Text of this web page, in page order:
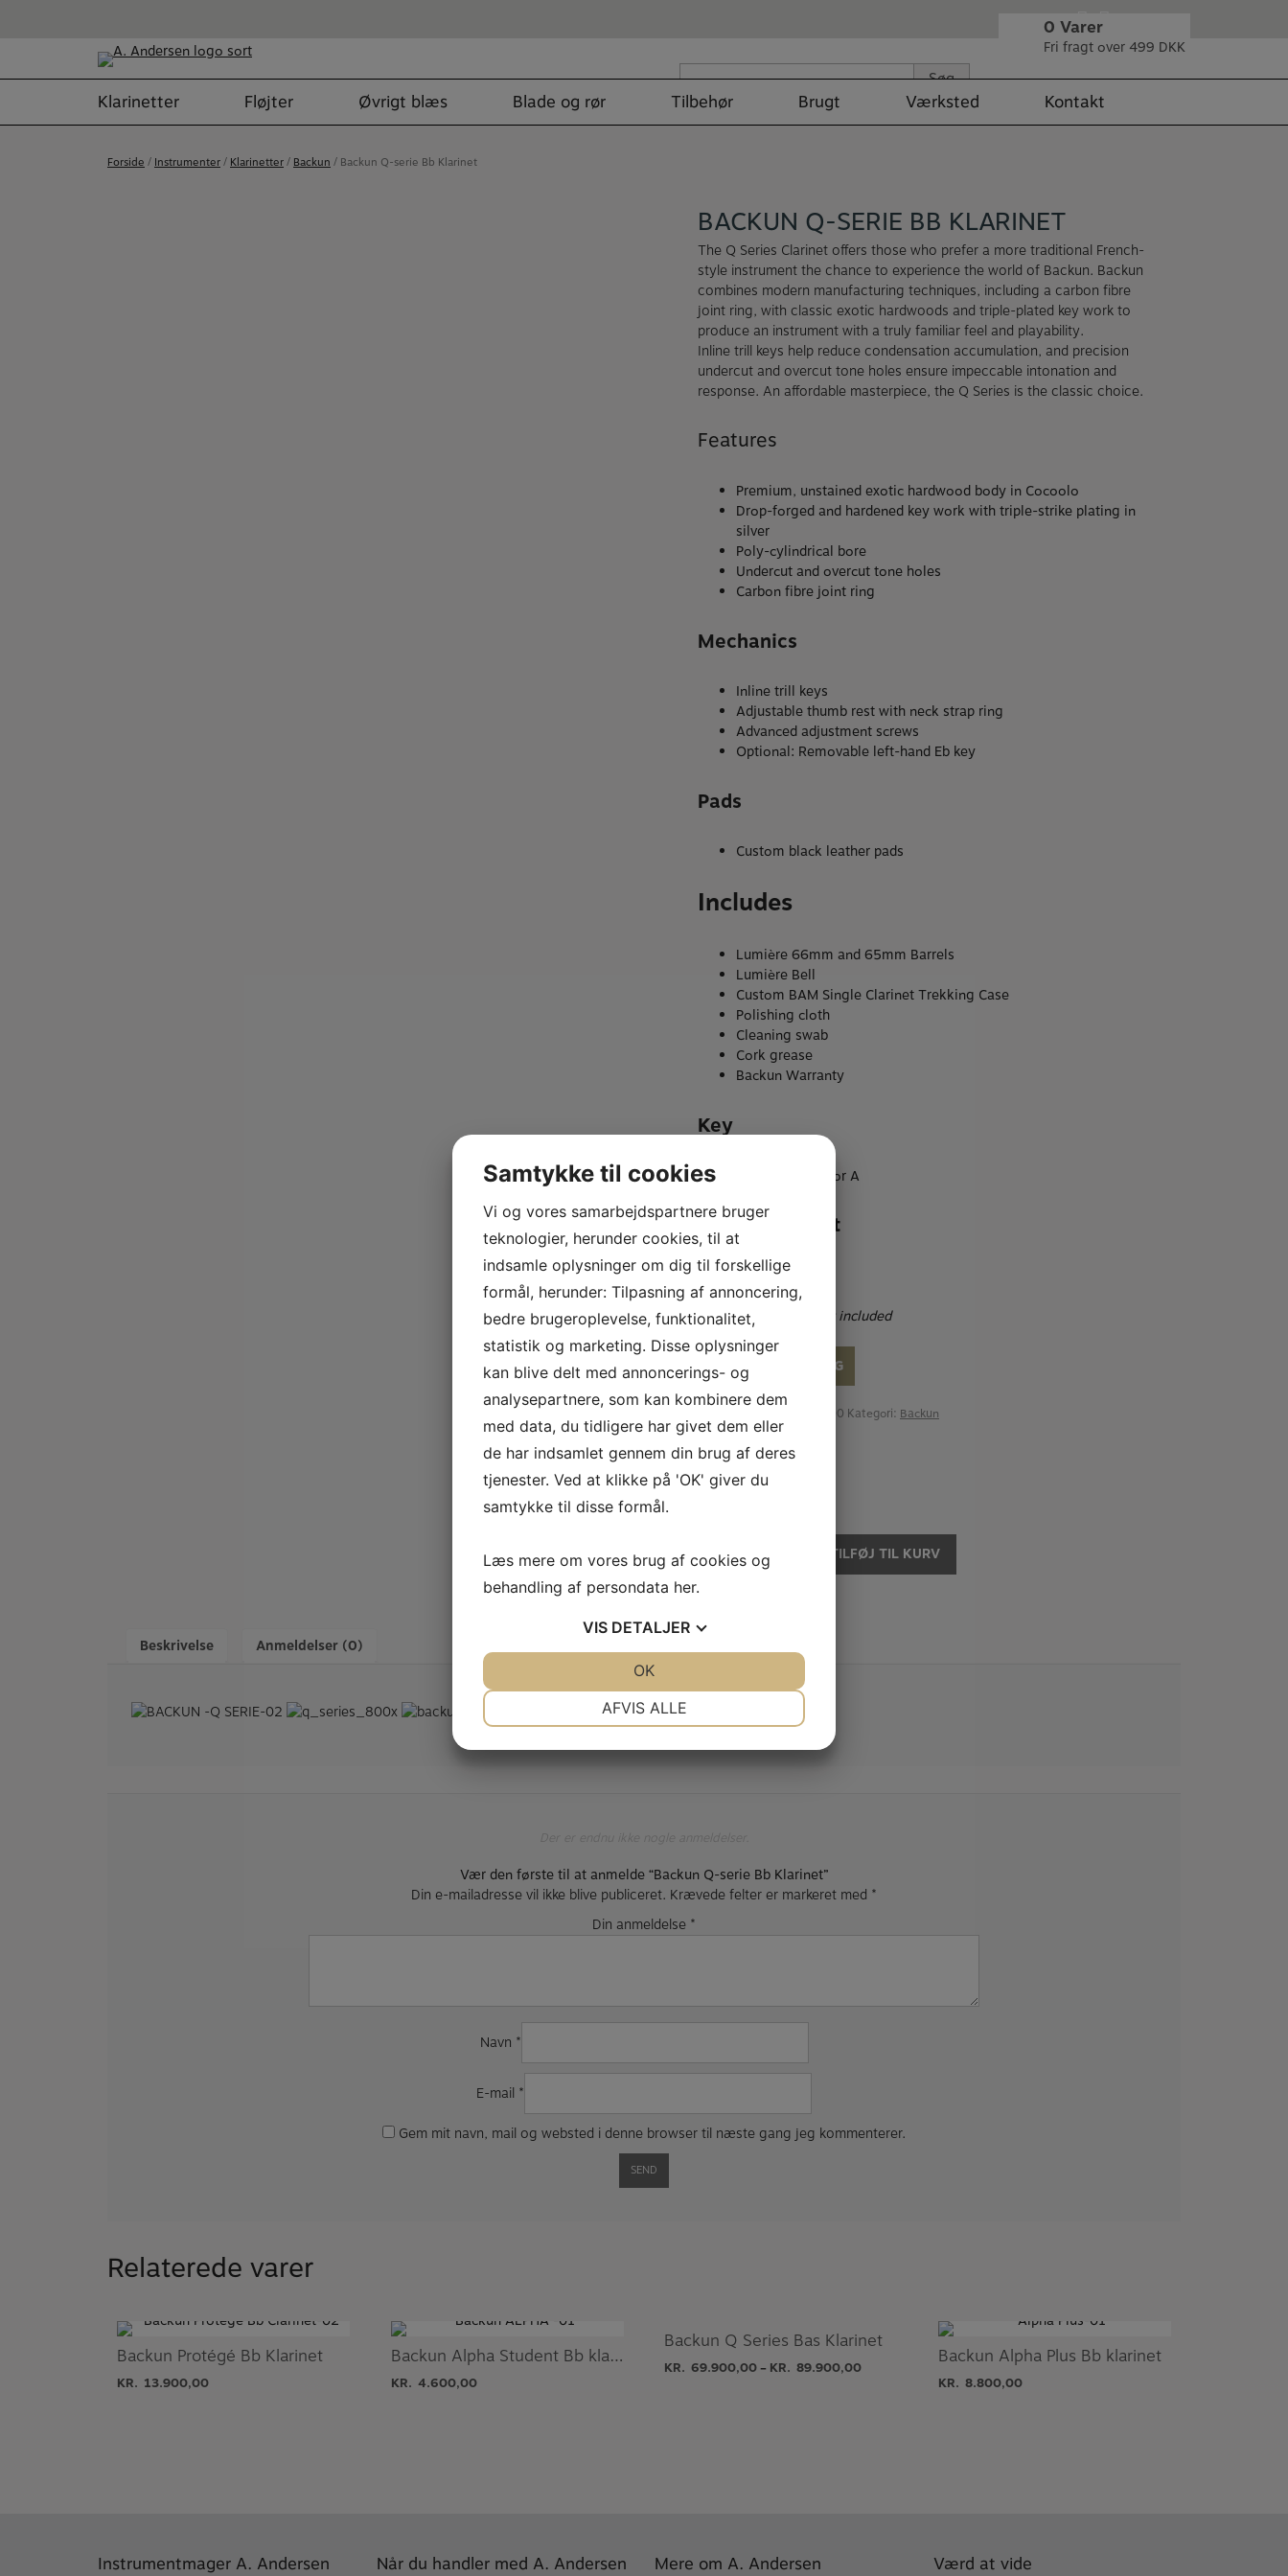
efter:
Søg
0 Varer
Fri fragt over 499 DKK
Klarinetter Fløjter Øvrigt blæs Blade og rør Tilbehør Brugt Værksted Kontakt
Forside / Instrumenter/ Klarinetter/ Backun / Backun Q-serie Bb Klarinet
BACKUN Q-SERIE BB KLARINET
The Q Series Clarinet offers those who prefer a more traditional French-
style instrument the chance to experience the world of Backun. Backun
combines modern manufacturing techniques, including a carbon fibre
joint ring, with classic exotic hardwoods and triple-plated key work to
produce an instrument with a truly familiar feel and playability.
Inline trill keys help reduce condensation accumulation, and precision
undercut and overcut tone holes ensure impeccable intonation and
response. An affordable masterpiece, the Q Series is the classic choice.
Features
Premium, unstained exotic hardwood body in Cocoolo
Drop-forged and hardened key work with triple-strike plating in
silver
Poly-cylindrical bore
Undercut and overcut tone holes
Carbon fibre joint ring
Mechanics
Inline trill keys
Adjustable thumb rest with neck strap ring
Advanced adjustment screws
Optional: Removable left-hand Eb key
Pads
Custom black leather pads
Includes
Lumière 66mm and 65mm Barrels
Lumière Bell
Custom BAM Single Clarinet Trekking Case
Polishing cloth
Cleaning swab
Cork grease
Backun Warranty
Key
Available in Bb or A
Approx. Weight
744g
Mouthpiece not included
BOOK FREMVISNING
17000 Kategori: Backun
KR. 28.000,00
Q-
Klarinet
TILFØJ TIL KURV
Beskrivelse Anmeldelser (0)
Der er endnu ikke nogle anmeldelser.
Vær den første til at anmelde “Backun Q-serie Bb Klarinet”
Din e-mailadresse vil ikke blive publiceret. Krævede felter er markeret med *
Din anmeldelse *
Navn *
E-mail *
Gem mit navn, mail og websted i denne browser til næste gang jeg kommenterer.
Relaterede varer
Backun Protégé Bb Klarinet
KR. 13.900,00
Backun Alpha Student Bb klarinet
KR. 4.600,00
Backun Q Series Bas Klarinet
KR. 69.900,00– KR. 89.900,00 Backun Alpha Plus Bb klarinet
KR. 8.800,00
Instrumentmager A. Andersen Når du handler med A. Andersen Mere om A. Andersen Værd at vide
Samtykke til cookies
Vi og vores samarbejdspartnere bruger
teknologier, herunder cookies, til at
indsamle oplysninger om dig til forskellige
formål, herunder: Tilpasning af annoncering,
bedre brugeroplevelse, funktionalitet,
statistik og marketing. Disse oplysninger
kan blive delt med annoncerings- og
analysepartnere, som kan kombinere dem
med data, du tidligere har givet dem eller
de har indsamlet gennem din brug af deres
tjenester. Ved at klikke på 'OK' giver du
samtykke til disse formål.
Læs mere om vores brug af cookies og
behandling af persondata her.
VIS DETALJER
AFVIS ALLE
OK